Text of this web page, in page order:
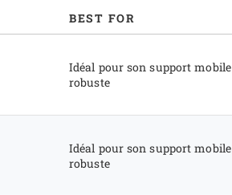
BEST FOR
Idéal pour son support mobile
robuste
Idéal pour son support mobile
robuste